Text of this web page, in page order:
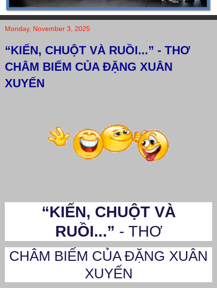
Monday, November 3, 2025
“KIẾN, CHUỘT VÀ RUỒI...” - THƠ
CHÂM BIẾM CỦA ĐẶNG XUÂN
XUYẾN
“KIẾN, CHUỘT VÀ
RUỒI...” - THƠ
CHÂM BIẾM CỦA ĐẶNG XUÂN
XUYẾN